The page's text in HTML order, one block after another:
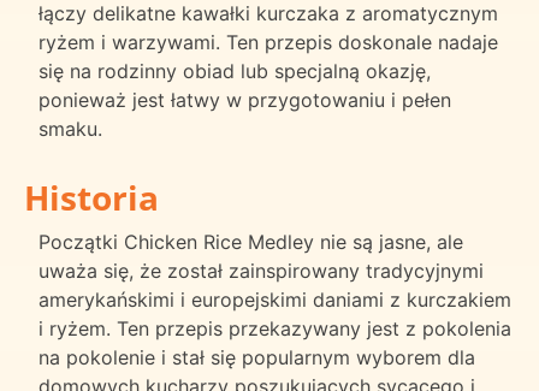
łączy delikatne kawałki kurczaka z aromatycznym
ryżem i warzywami. Ten przepis doskonale nadaje
się na rodzinny obiad lub specjalną okazję,
ponieważ jest łatwy w przygotowaniu i pełen
smaku.
Historia
Początki Chicken Rice Medley nie są jasne, ale
uważa się, że został zainspirowany tradycyjnymi
amerykańskimi i europejskimi daniami z kurczakiem
i ryżem. Ten przepis przekazywany jest z pokolenia
na pokolenie i stał się popularnym wyborem dla
domowych kucharzy poszukujących sycącego i